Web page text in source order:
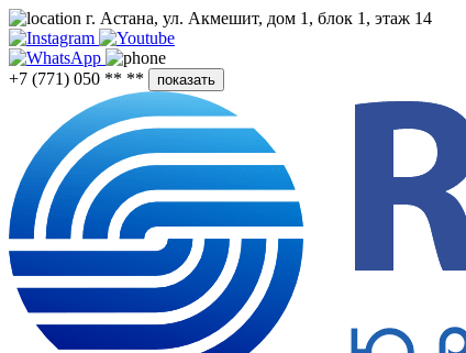
г. Астана, ул. Акмешит, дом 1, блок 1, этаж 14
+7 (771) 050 ** ** показать